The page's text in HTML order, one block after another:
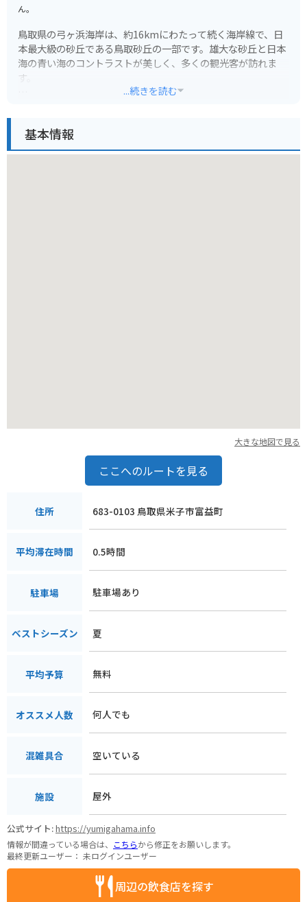
ん。
鳥取県の弓ヶ浜海岸は、約16kmにわたって続く海岸線で、日
本最大級の砂丘である鳥取砂丘の一部です。雄大な砂丘と日本
海の青い海のコントラストが美しく、多くの観光客が訪れま
す。
しむことができます。また、海岸沿いには遊歩道が整備されて
いるので、景色を眺めながら散歩やサイクリングを楽しむこと
...続きを読む
基本情報
大きな地図で見る
ここへのルートを見る
住所 683-0103 鳥取県米子市富益町
平均滞在時間 0.5時間
駐車場 駐車場あり
ベストシーズン 夏
平均予算 無料
オススメ人数 何人でも
混雑具合 空いている
施設 屋外
公式サイト:https://yumigahama.info
情報が間違っている場合は、 こちらから修正をお願いします。
最終更新ユーザー： 未ログインユーザー
周辺の飲食店を探す